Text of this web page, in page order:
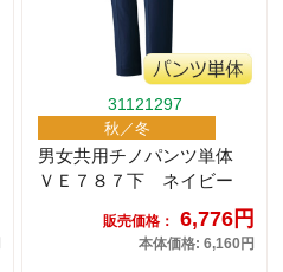
31121297
秋／冬
男女共用チノパンツ単体
ＶＥ７８７下 ネイビー
販売価格： 6,776円
本体価格: 6,160円